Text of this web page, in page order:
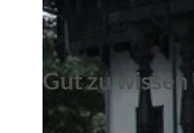
Gut zu wissen